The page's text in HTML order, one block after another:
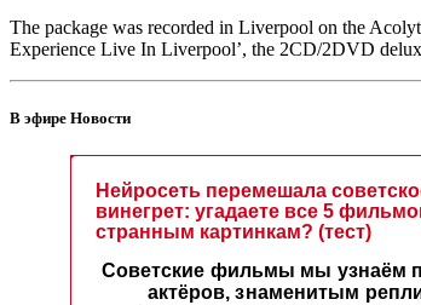
The package was recorded in Liverpool on the
Experience Live In Liverpool’, the 2CD/2DVD
В эфире Новости